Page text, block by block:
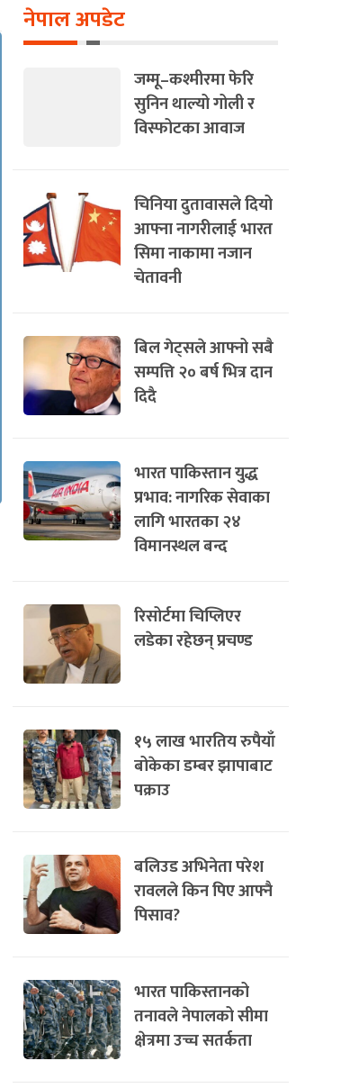
नेपाल अपडेट
जम्मू–कश्मीरमा फेरि
सुनिन थाल्यो गोली र
विस्फोटका आवाज
चिनिया दुतावासले दियो
आफ्ना नागरीलाई भारत
सिमा नाकामा नजान
चेतावनी
बिल गेट्सले आफ्नो सबै
सम्पत्ति २० बर्ष भित्र दान
दिदै
भारत पाकिस्तान युद्ध
प्रभाव: नागरिक सेवाका
लागि भारतका २४
विमानस्थल बन्द
रिसोर्टमा चिप्लिएर
लडेका रहेछन् प्रचण्ड
१५ लाख भारतिय रुपैयाँ
बोकेका डम्बर झापाबाट
पक्राउ
बलिउड अभिनेता परेश
रावलले किन पिए आफ्नै
पिसाव?
भारत पाकिस्तानको
तनावले नेपालको सीमा
क्षेत्रमा उच्च सतर्कता